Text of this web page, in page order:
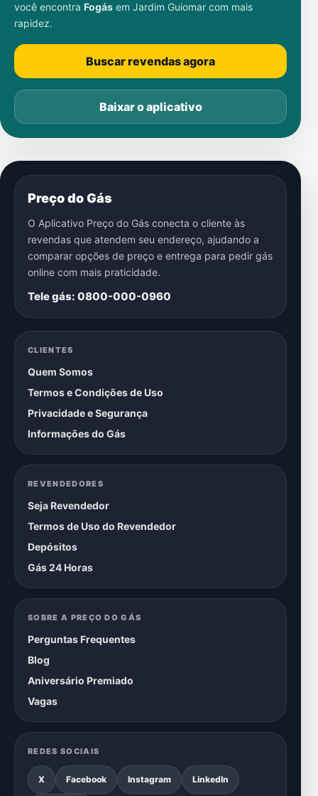
você encontra Fogás em Jardim Guiomar com mais
rapidez.
Buscar revendas agora
Baixar o aplicativo
Preço do Gás
O Aplicativo Preço do Gás conecta o cliente às
revendas que atendem seu endereço, ajudando a
comparar opções de preço e entrega para pedir gás
online com mais praticidade.
Tele gás: 0800-000-0960
CLIENTES
Quem Somos
Termos e Condições de Uso
Privacidade e Segurança
Informações do Gás
REVENDEDORES
Seja Revendedor
Termos de Uso do Revendedor
Depósitos
Gás 24 Horas
SOBRE A PREÇO DO GÁS
Perguntas Frequentes
Blog
Aniversário Premiado
Vagas
REDES SOCIAIS
X Facebook Instagram LinkedIn